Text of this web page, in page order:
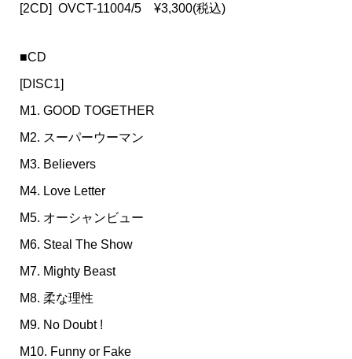
[2CD] OVCT-11004/5 ¥3,300(税込)
■CD
[DISC1]
M1. GOOD TOGETHER
M2. スーパーウーマン
M3. Believers
M4. Love Letter
M5. オーシャンビュー
M6. Steal The Show
M7. Mighty Beast
M8. 柔な理性
M9. No Doubt !
M10. Funny or Fake